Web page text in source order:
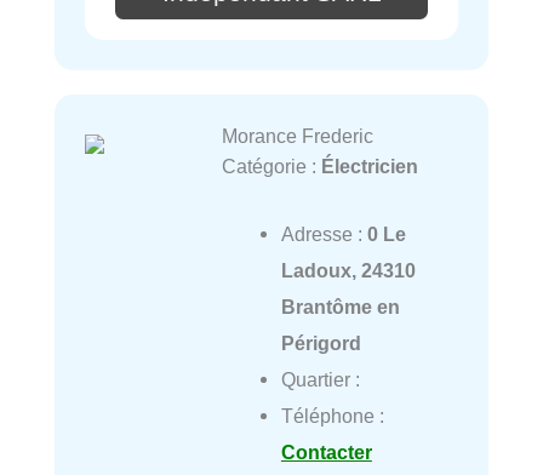
Morance Frederic
Catégorie : Électricien
Adresse : 0 Le
Ladoux, 24310
Brantôme en
Périgord
Quartier :
Téléphone :
Contacter